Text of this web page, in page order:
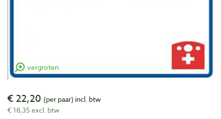
vergroten
€ 22,20 (per paar) incl. btw
€ 18,35 excl. btw